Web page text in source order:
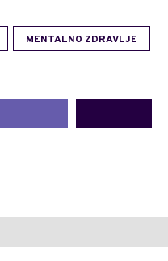
MENTALNO ZDRAVLJE